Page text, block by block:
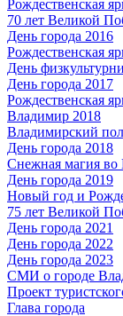
Рождественская
70 лет Великой
День города 2016
Рождественская
День
День города 2017
Рождественская
Владимир 2018
Владимирский
День города 2018
Снежная магия во
День города 2019
Новый год и
75 лет Великой
День города 2021
День города 2022
День города 2023
СМИ о городе
Проект
Глава города